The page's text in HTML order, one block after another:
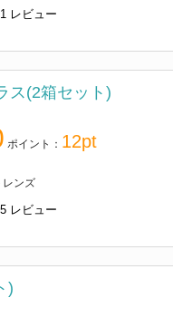
1 レビュー
ス(2箱セット)
ポイント： 12pt
レンズ
5 レビュー
)